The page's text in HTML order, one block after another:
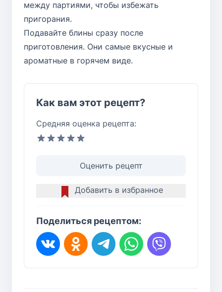
между партиями, чтобы избежать
пригорания.
Подавайте блины сразу после
приготовления. Они самые вкусные и
ароматные в горячем виде.
Как вам этот рецепт?
Средняя оценка рецепта:
Оценить рецепт
Добавить в избранное
Поделиться рецептом: